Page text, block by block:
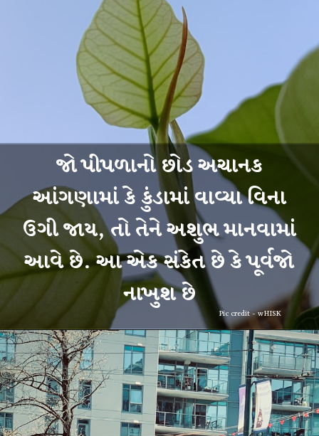
જો પીપળાનો છોડ અચાનક
આંગણામાં કે કુંડામાં વાવ્યા વિના
ઉગી જાય, તો તેને અશુભ માનવામાં
આવે છે. આ એક સંકેત છે કે પૂર્વજો
નાખુશ છે
Pic credit - wHISK